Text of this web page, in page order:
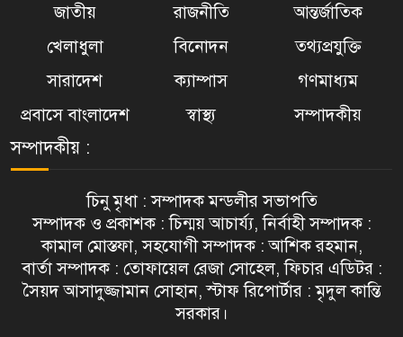
জাতীয় রাজনীতি
আন্তর্জাতিক
খেলাধুলা
বিনোদন
তথ্যপ্রযুক্তি
সারাদেশ
ক্যাম্পাস
গণমাধ্যম
প্রবাসে বাংলাদেশ
স্বাস্থ্য সম্পাদকীয়
সম্পাদকীয় :
চিনু মৃধা : সম্পাদক মন্ডলীর সভাপতি
সম্পাদক ও প্রকাশক : চিন্ময় আচার্য্য, নির্বাহী সম্পাদক :
কামাল মোস্তফা, সহযোগী সম্পাদক : আশিক রহমান,
বার্তা সম্পাদক : তোফায়েল রেজা সোহেল, ফিচার এডিটর :
সৈয়দ আসাদুজ্জামান সোহান, স্টাফ রিপোর্টার : মৃদুল কান্তি
সরকার।